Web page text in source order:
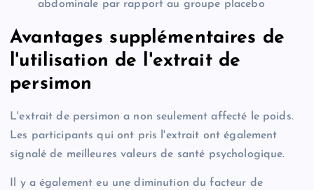
abdominale par rapport au groupe placebo
Avantages supplémentaires de
l'utilisation de l'extrait de
persimon
L'extrait de persimon a non seulement affecté le poids.
Les participants qui ont pris l'extrait ont également
signalé de meilleures valeurs de santé psychologique.
Il y a également eu une diminution du facteur de